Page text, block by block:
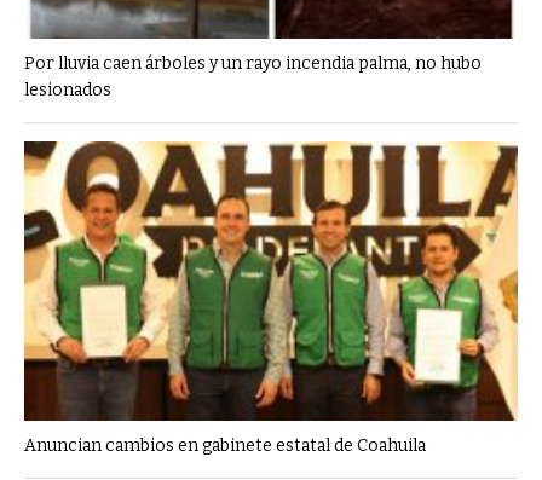
Por lluvia caen árboles y un rayo incendia palma, no hubo
lesionados
Anuncian cambios en gabinete estatal de Coahuila